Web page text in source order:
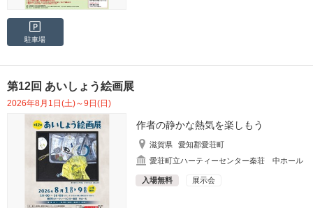
駐車場
第12回 あいしょう絵画展
2026年8月1日(土)～9日(日)
作者の静かな熱気を楽しもう
滋賀県
愛知郡愛荘町
愛荘町立ハーティーセンター秦荘 中ホール
入場無料 展示会